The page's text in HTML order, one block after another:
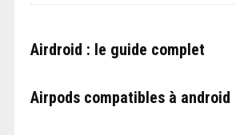
Airdroid : le guide complet
Airpods compatibles à android